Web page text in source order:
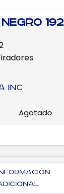
192
inc
Agotado